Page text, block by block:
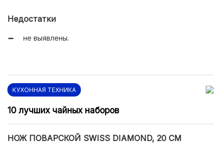
Недостатки
не выявлены.
КУХОННАЯ ТЕХНИКА
10 лучших чайных наборов
НОЖ ПОВАРСКОЙ SWISS DIAMOND, 20 СМ